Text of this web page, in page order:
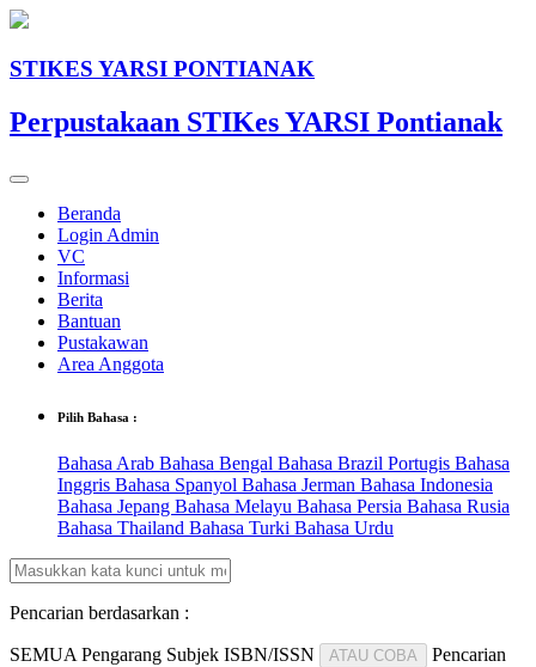
STIKES YARSI PONTIANAK
Perpustakaan STIKes YARSI Pontianak
Beranda
Login Admin
VC
Informasi
Berita
Bantuan
Pustakawan
Area Anggota
Pilih Bahasa :
Bahasa Arab Bahasa Bengal Bahasa Brazil Portugis Bahasa
Inggris Bahasa Spanyol Bahasa Jerman Bahasa Indonesia
Bahasa Jepang Bahasa Melayu Bahasa Persia Bahasa Rusia
Bahasa Thailand Bahasa Turki Bahasa Urdu
Pencarian berdasarkan :
SEMUA Pengarang Subjek ISBN/ISSN ATAU COBA
Pencarian